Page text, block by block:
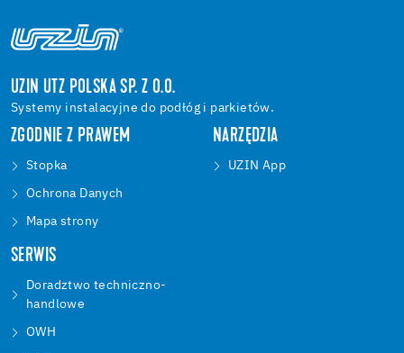
UZIN UTZ POLSKA SP. Z O.O.
Systemy instalacyjne do podłóg i parkietów.
ZGODNIE Z PRAWEM
Stopka
Ochrona Danych
Mapa strony
NARZĘDZIA
UZIN App
SERWIS
Doradztwo techniczno-
handlowe
OWH